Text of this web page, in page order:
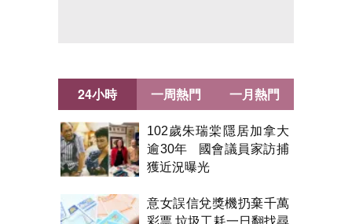
24小時
102歲朱瑞棠隱居加拿大
逾30年 國會議員家訪捕
獲近況曝光
意女誤信兌獎機扔棄千萬
彩票 垃圾工耗一日翻找尋
一周熱門 一月熱門